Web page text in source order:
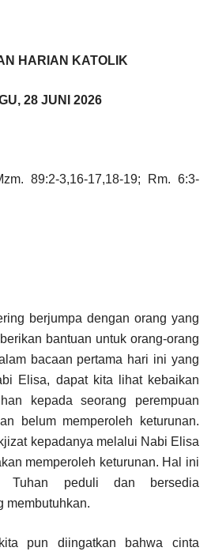
HARIAN KATOLIK
28 JUNI 2026
89:2-3,16-17,18-19; Rm. 6:3-
berjumpa dengan orang yang
bantuan untuk orang-orang
bacaan pertama hari ini yang
Elisa, dapat kita lihat kebaikan
kepada seorang perempuan
belum memperoleh keturunan.
kepadanya melalui Nabi Elisa
memperoleh keturunan. Hal ini
Tuhan peduli dan bersedia
membutuhkan.
pun diingatkan bahwa cinta